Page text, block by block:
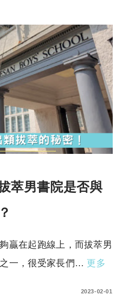
萃男書院是否與
贏在起跑線上，而拔萃男
一，很受家長們… 更多
2023-02-01